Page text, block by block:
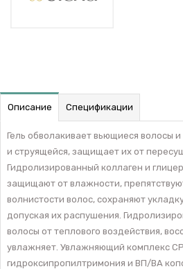
Описание Спецификации
Гель обволакивает вьющиеся волосы
и струящейся, защищает их от
Гидролизированный коллаген и
защищают от влажности,
волнистости волос, сохраняют
допуская их распушения.
волосы от теплового воздействия,
увлажняет. Увлажняющий комплекс
гидроксипропилтримония и ВП/ВА